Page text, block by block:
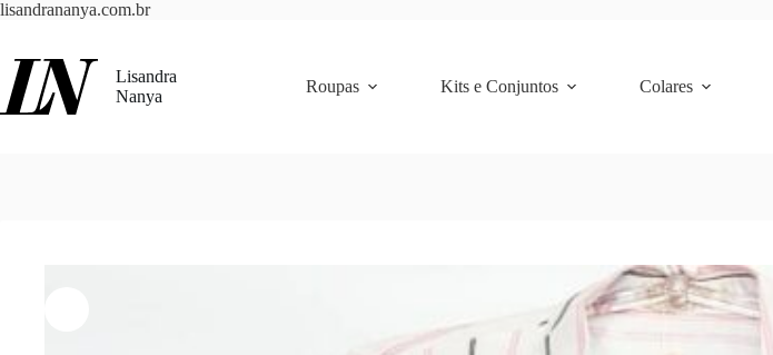
lisandrananya.com.brPular
conteúdo
Lisandra
Nanya
Roupas Kits e Conjuntos Colares